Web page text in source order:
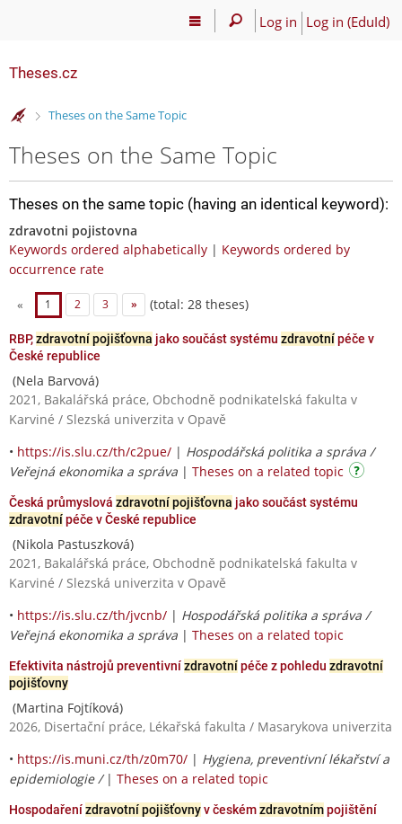
Log in Log in (EduId)
Theses.cz
>
Theses on the Same Topic
Theses on the Same Topic
Theses on the same topic (having an identical keyword):
zdravotni pojistovna
Keywords ordered alphabetically | Keywords ordered by
occurrence rate
« 1 2 3 » (total: 28 theses)
RBP,zdravotní pojišťovna jako součást systému zdravotnípéče v
České republice
(Nela Barvová)
2021, Bakalářská práce, Obchodně podnikatelská fakulta v
Karviné / Slezská univerzita v Opavě
• https://is.slu.cz/th/c2pue/ | Hospodářská politika a správa /
Veřejná ekonomika a správa | Theses on a related topic
Česká průmyslová zdravotní pojišťovna jako součást systému
zdravotnípéče v České republice
(Nikola Pastuszková)
2021, Bakalářská práce, Obchodně podnikatelská fakulta v
Karviné / Slezská univerzita v Opavě
• https://is.slu.cz/th/jvcnb/ | Hospodářská politika a správa /
Veřejná ekonomika a správa | Theses on a related topic
Efektivita nástrojů preventivnízdravotnípéče z pohledu zdravotní
pojišťovny
(Martina Fojtíková)
2026, Disertační práce, Lékařská fakulta / Masarykova univerzita
• https://is.muni.cz/th/z0m70/ | Hygiena, preventivní lékařství a
epidemiologie / | Theses on a related topic
Hospodařenízdravotní pojišťovnyv českémzdravotnímpojištění